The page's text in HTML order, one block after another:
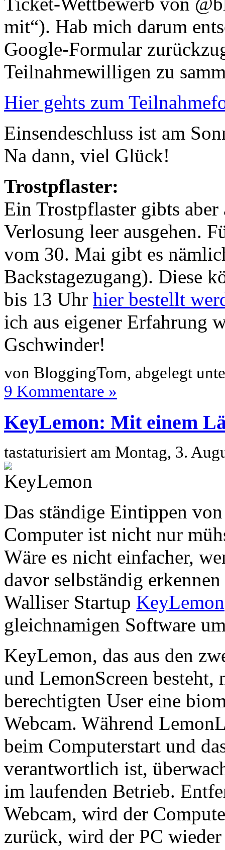
mit“). Hab mich darum
Google-Formular
Teilnahmewilligen zu
Hier gehts zum
Einsendeschluss ist am
Na dann, viel Glück!
Trostpflaster:
Ein Trostpflaster gibts
Verlosung leer ausgehen.
vom 30. Mai gibt es
Backstagezugang). Diese
bis 13 Uhr hier bestellt
ich aus eigener Erfahrung
Gschwinder!
von BloggingTom, abgelegt
9 Kommentare »
KeyLemon: Mit einem
tastaturisiert am Montag, 3.
Das ständige Eintippen
Computer ist nicht nur
Wäre es nicht einfacher,
davor selbständig
Walliser Startup KeyLemon
gleichnamigen Software
KeyLemon, das aus den
und LemonScreen
berechtigten User eine
Webcam. Während
beim Computerstart und
verantwortlich ist,
im laufenden Betrieb.
Webcam, wird der
zurück, wird der PC